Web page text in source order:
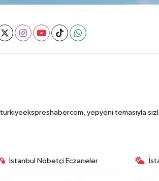
turkiyeekspreshabercom, yepyeni temasıyla
İstanbul Nöbetçi Eczaneler